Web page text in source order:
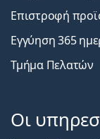
Επιστροφή
Εγγύηση 365
Τμήμα Πελατών
Οι